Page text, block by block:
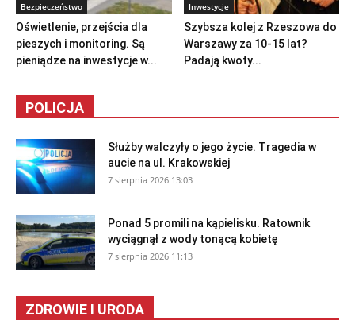
Bezpieczeństwo
Oświetlenie, przejścia dla
pieszych i monitoring. Są
pieniądze na inwestycje w...
Inwestycje
Szybsza kolej z Rzeszowa do
Warszawy za 10-15 lat?
Padają kwoty...
POLICJA
Służby walczyły o jego życie. Tragedia w
aucie na ul. Krakowskiej
7 sierpnia 2026 13:03
Ponad 5 promili na kąpielisku. Ratownik
wyciągnął z wody tonącą kobietę
7 sierpnia 2026 11:13
ZDROWIE I URODA